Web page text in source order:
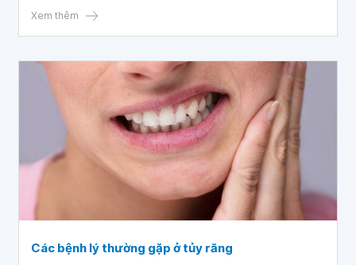
Xem thêm
Các bệnh lý thường gặp ở tủy răng